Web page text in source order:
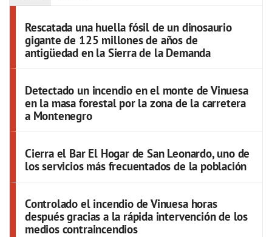
Rescatada una huella fósil de un dinosaurio
gigante de 125 millones de años de
antigüedad en la Sierra de la Demanda
Detectado un incendio en el monte de Vinuesa
en la masa forestal por la zona de la carretera
a Montenegro
Cierra el Bar El Hogar de San Leonardo, uno de
los servicios más frecuentados de la población
Controlado el incendio de Vinuesa horas
después gracias a la rápida intervención de los
medios contraincendios